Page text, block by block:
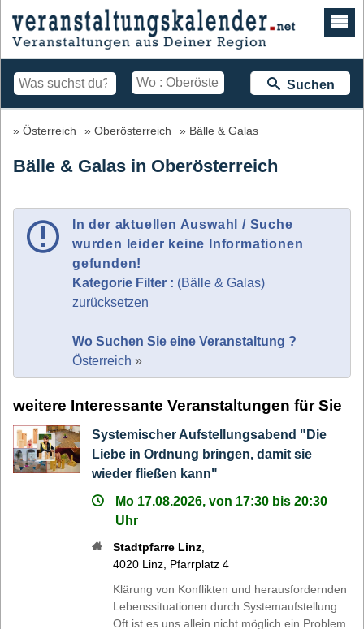
Suchen
Österreich Oberösterreich Bälle & Galas
Bälle & Galas in Oberösterreich
In der aktuellen Auswahl / Suche
wurden leider keine Informationen
gefunden!
Kategorie Filter : (Bälle & Galas)
zurücksetzen
Wo Suchen Sie eine Veranstaltung ?
Österreich »
weitere Interessante Veranstaltungen für Sie
Systemischer Aufstellungsabend "Die
Liebe in Ordnung bringen, damit sie
wieder fließen kann"
Mo 17.08.2026, von 17:30 bis 20:30
Uhr
Stadtpfarre Linz
4020 Linz Pfarrplatz 4
Klärung von Konflikten und herausfordernden
Lebenssituationen durch Systemaufstellung
Oft ist es uns allein nicht möglich ein Problem